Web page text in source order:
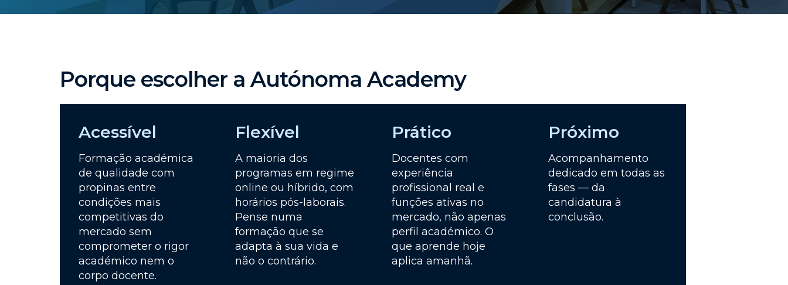
Porque escolher a Autónoma Academy
Acessível
Formação académica
de qualidade com
propinas entre
condições mais
competitivas do
mercado sem
comprometer o rigor
académico nem o
corpo docente.
Flexível
A maioria dos
programas em regime
online ou híbrido, com
horários pós-laborais.
Pense numa
formação que se
adapta à sua vida e
não o contrário.
Prático
Docentes com
experiência
profissional real e
funções ativas no
mercado, não apenas
perfil académico. O
que aprende hoje
aplica amanhã.
Próximo
Acompanhamento
dedicado em todas as
fases — da
candidatura à
conclusão.